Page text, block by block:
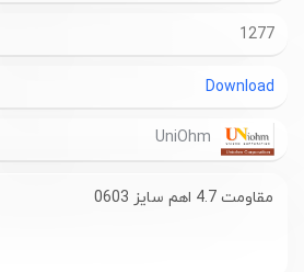
1277
Download
مقاومت 4.7 اهم سایز 0603